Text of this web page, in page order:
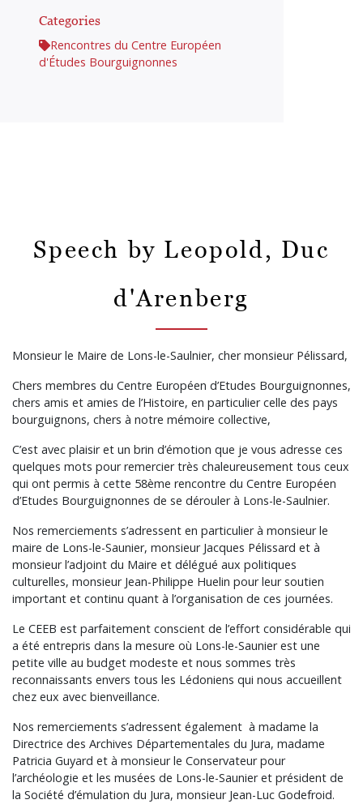
Categories
Rencontres du Centre Européen
d'Études Bourguignonnes
Speech by Leopold, Duc
d'Arenberg
Monsieur le Maire de Lons-le-Saulnier, cher monsieur Pélissard,
Chers membres du Centre Européen d’Etudes Bourguignonnes,
chers amis et amies de l’Histoire, en particulier celle des pays
bourguignons, chers à notre mémoire collective,
C’est avec plaisir et un brin d’émotion que je vous adresse ces
quelques mots pour remercier très chaleureusement tous ceux
qui ont permis à cette 58ème rencontre du Centre Européen
d’Etudes Bourguignonnes de se dérouler à Lons-le-Saulnier.
Nos remerciements s’adressent en particulier à monsieur le
maire de Lons-le-Saunier, monsieur Jacques Pélissard et à
monsieur l’adjoint du Maire et délégué aux politiques
culturelles, monsieur Jean-Philippe Huelin pour leur soutien
important et continu quant à l’organisation de ces journées.
Le CEEB est parfaitement conscient de l’effort considérable qui
a été entrepris dans la mesure où Lons-le-Saunier est une
petite ville au budget modeste et nous sommes très
reconnaissants envers tous les Lédoniens qui nous accueillent
chez eux avec bienveillance.
Nos remerciements s’adressent également à madame la
Directrice des Archives Départementales du Jura, madame
Patricia Guyard et à monsieur le Conservateur pour
l’archéologie et les musées de Lons-le-Saunier et président de
la Société d’émulation du Jura, monsieur Jean-Luc Godefroid.